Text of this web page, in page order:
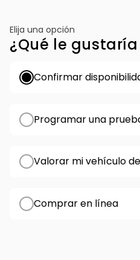
Elija una opción
¿Qué le
Confirmar
Programar una
Valorar mi vehículo
Comprar en línea